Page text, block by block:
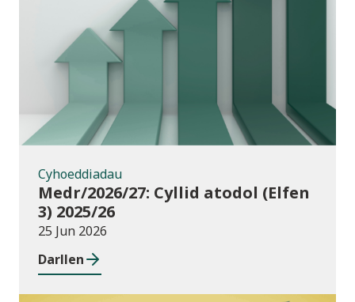
Cyhoeddiadau
Cyhoeddiadau
Medr/2026/27: Cyllid atodol (Elfen
3) 2025/26
25 Jun 2026
Darllen